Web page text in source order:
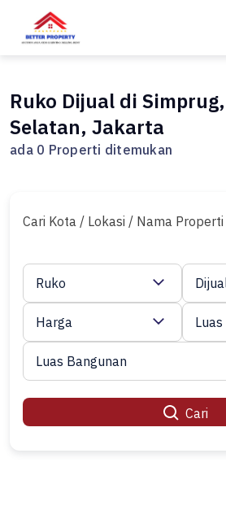
content
Ruko Dijual di
Selatan, Jakarta
ada 0 Properti ditemukan
Cari Kota / Lokasi / Nama
Cari
Ruko
Harga
Luas Bangunan